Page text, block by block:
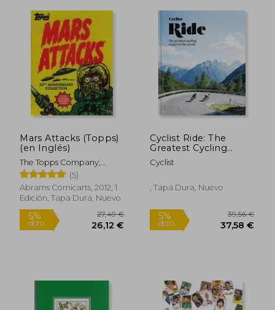
5%
dcto.
10,00 €
9,50 €
5%
dcto.
Mars Attacks (Topps)
(en Inglés)
The Topps Company;
Topps
(5)
Abrams Comicarts, 2012, 1
Edición, Tapa Dura, Nuevo
Cyclist Ride: The
Greatest Cycling
Routes in the World
(en Inglés)
Cyclist
, Tapa Dura, Nuevo